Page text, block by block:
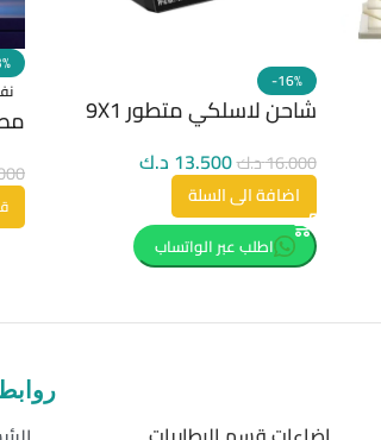
-16%
شاحن لاسلكي متطور 9X1
16.000د.ك13.500 د.ك
اضافة الى السلة
اطلب عبر الواتساب